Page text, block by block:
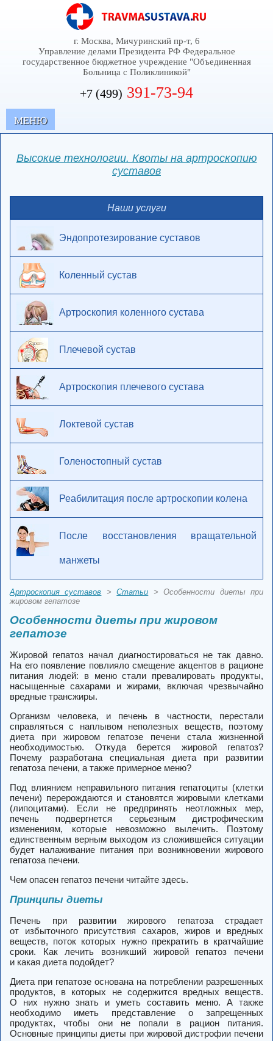
г. Москва, Мичуринский пр-т, 6
Управление делами Президента РФ Федеральное
государственное бюджетное учреждение "Объединенная
Больница с Поликлиникой"
+7 (499) 391-73-94
MЕНЮ
Высокие технологии. Квоты на артроскопию
суставов
Наши услуги
Эндопротезирование суставов
Коленный сустав
Артроскопия коленного сустава
Плечевой сустав
Артроскопия плечевого сустава
Локтевой сустав
Голеностопный сустав
Реабилитация после артроскопии колена
После восстановления вращательной
манжеты
Артроскопия суставов >Статьи > Особенности диеты при
жировом гепатозе
Особенности диеты при жировом
гепатозе
Жировой гепатоз начал диагностироваться не так давно.
На его появление повлияло смещение акцентов в рационе
питания людей: в меню стали превалировать продукты,
насыщенные сахарами и жирами, включая чрезвычайно
вредные трансжиры.
Организм человека, и печень в частности, перестали
справляться с наплывом неполезных веществ, поэтому
диета при жировом гепатозе печени стала жизненной
необходимостью. Откуда берется жировой гепатоз?
Почему разработана специальная диета при развитии
гепатоза печени, а также примерное меню?
Под влиянием неправильного питания гепатоциты (клетки
печени) перерождаются и становятся жировыми клетками
(липоцитами). Если не предпринять неотложных мер,
печень подвергнется серьезным дистрофическим
изменениям, которые невозможно вылечить. Поэтому
единственным верным выходом из сложившейся ситуации
будет налаживание питания при возникновении жирового
гепатоза печени.
Чем опасен гепатоз печени читайте здесь.
Принципы диеты
Печень при развитии жирового гепатоза страдает
от избыточного присутствия сахаров, жиров и вредных
веществ, поток которых нужно прекратить в кратчайшие
сроки. Как лечить возникший жировой гепатоз печени
и какая диета подойдет?
Диета при гепатозе основана на потреблении разрешенных
продуктов, в которых не содержится вредных веществ.
О них нужно знать и уметь составить меню. А также
необходимо иметь представление о запрещенных
продуктах, чтобы они не попали в рацион питания.
Основные принципы диеты при жировой дистрофии печени